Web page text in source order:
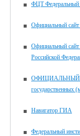
ФЦТ Федеральный
Официальный
Официальный сайт
Российской
ОФИЦИАЛЬНЫЙ
государственных
Навигатор ГИА
Федеральный